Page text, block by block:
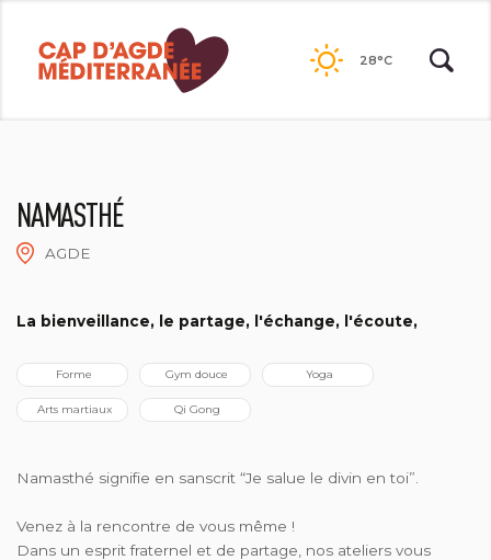
contenu
28°C
NAMASTHÉ
AGDE
La bienveillance, le partage, l'échange, l'écoute,
Forme Gym douce Yoga
Arts martiaux Qi Gong
Namasthé signifie en sanscrit “Je salue le divin en toi”.
Venez à la rencontre de vous même !
Dans un esprit fraternel et de partage, nos ateliers vous